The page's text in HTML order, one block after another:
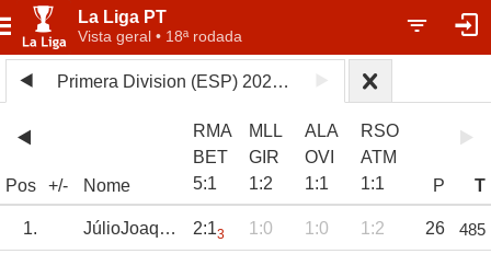
La Liga PT
Vista geral • 18ª rodada
Primera Division (ESP) 2025/26
Pos +/- Nome
RMA
BET
5:1
MLL
GIR
1:2
ALA
OVI
1:1
RSO
ATM
1:1 P T
1. JúlioJoaquim 2:13 1:0 1:0 1:2 26 485